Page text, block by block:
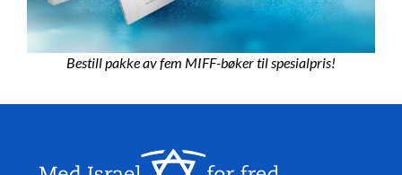
Bestill pakke av fem MIFF-bøker til spesialpris!